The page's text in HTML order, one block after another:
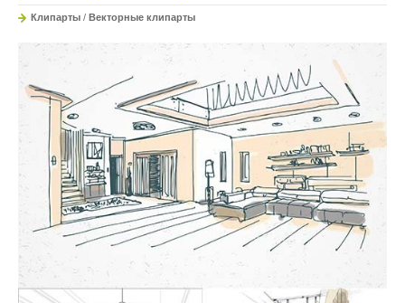
Клипарты / Векторные клипарты